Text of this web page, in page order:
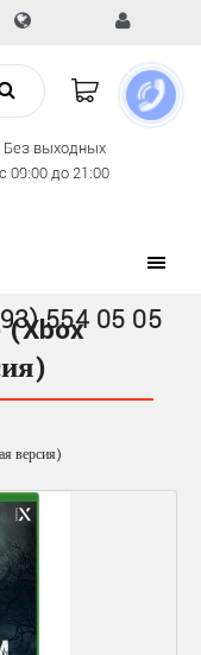
Без выходных
с 09:00 до 21:00
554 05 05
(Xbox
версия)